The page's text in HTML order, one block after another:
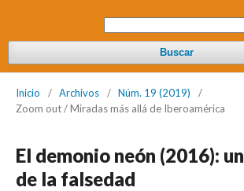
Buscar
Inicio / Archivos / Núm. 19 (2019)
/
Zoom out / Miradas más allá de Iberoamérica
El demonio neón (2016):
de la falsedad